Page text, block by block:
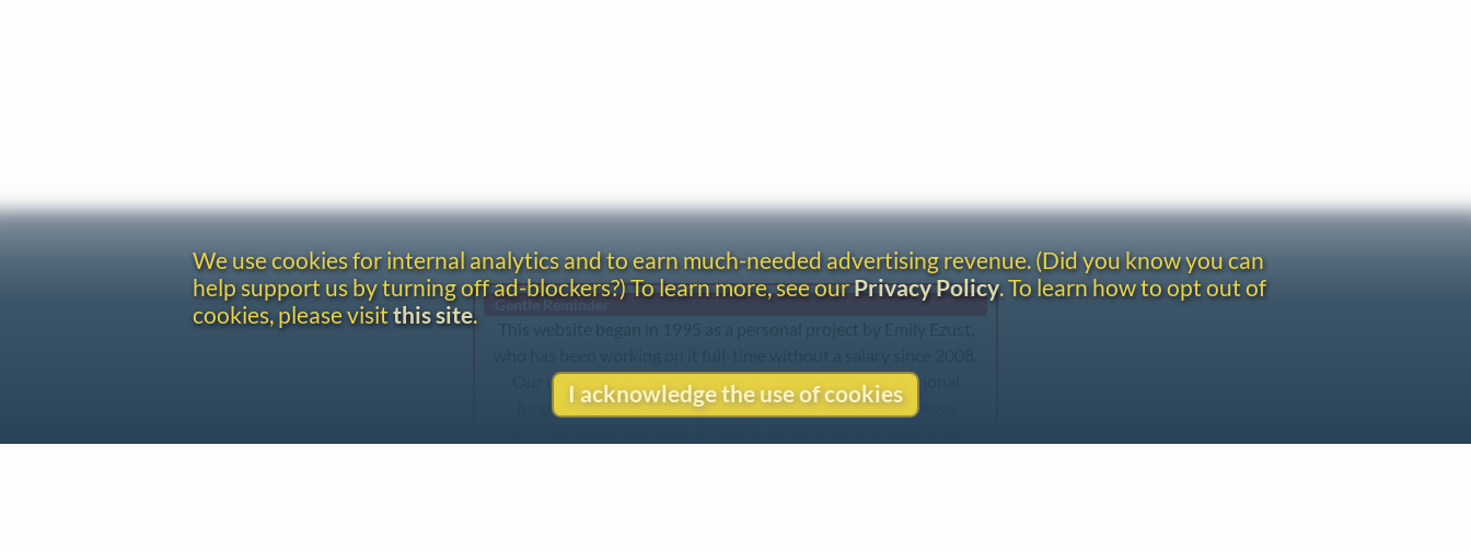
Gentle Reminder
Our research has never had any government or institutional
funding, so if you found the information here useful, please
We use cookies for internal analytics and to earn much-needed advertising revenue. (Did you know you can
help support us by turning off ad-blockers?) To learn more, see ourPrivacy Policy. To learn how to opt out of
cookies, please visit this site.
I acknowledge the use of cookies